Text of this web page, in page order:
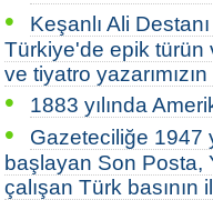
•
Keşanlı Ali
Türkiye'de epik türün
ve tiyatro
• 1883 yılında
•
Gazeteciliğe 1947
başlayan Son Posta,
çalışan Türk